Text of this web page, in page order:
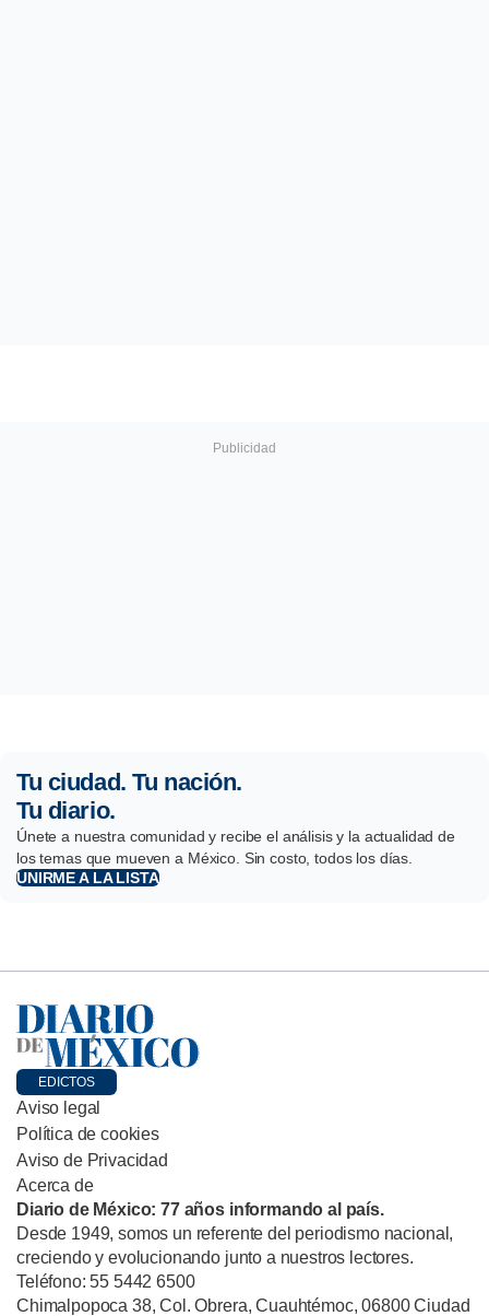
Tu ciudad. Tu nación.
Tu diario.
Únete a nuestra comunidad y recibe el análisis y la actualidad de
los temas que mueven a México. Sin costo, todos los días.
UNIRME A LA LISTA
EDICTOS
Aviso legal
Política de cookies
Aviso de Privacidad
Acerca de
Diario de México: 77 años informando al país.
Desde 1949, somos un referente del periodismo nacional,
creciendo y evolucionando junto a nuestros lectores.
Teléfono: 55 5442 6500
Chimalpopoca 38, Col. Obrera, Cuauhtémoc, 06800 Ciudad